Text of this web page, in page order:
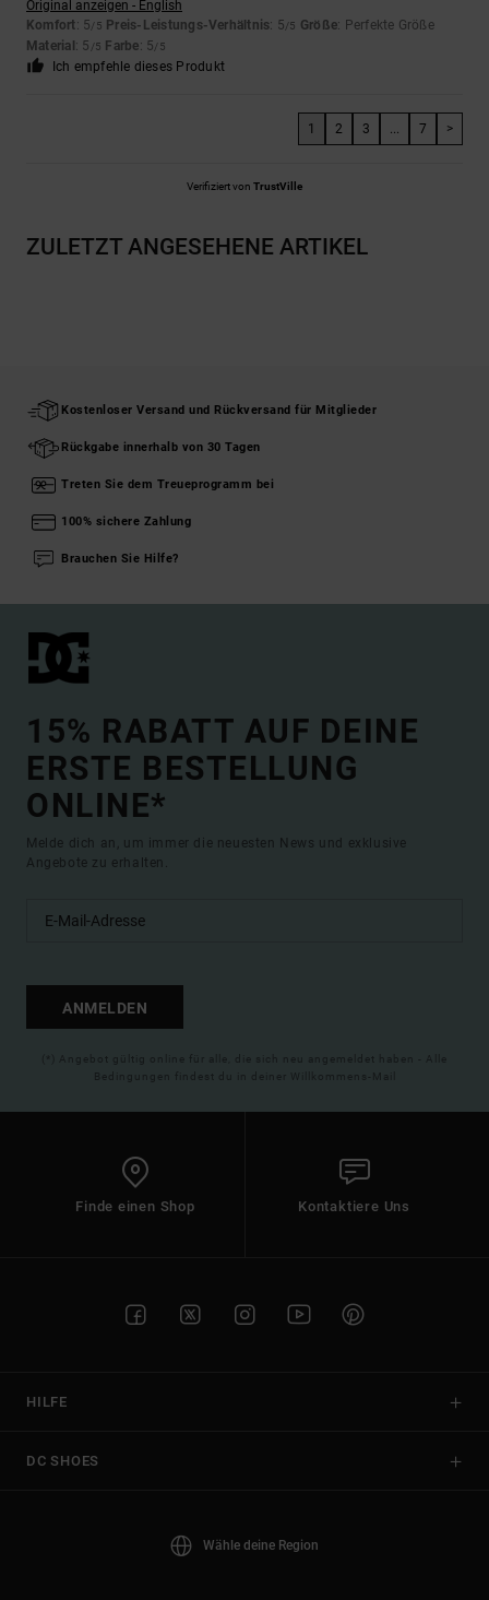
Original anzeigen - English
Komfort: 5/5 Preis-Leistungs-Verhältnis: 5/5 Größe: Perfekte Größe
Material : 5 /5 Farbe: 5/5
Ich empfehle dieses Produkt
1 2 3 ... 7 >
Verifiziert von TrustVille
ZULETZT ANGESEHENE ARTIKEL
Kostenloser Versand und Rückversand für Mitglieder
Rückgabe innerhalb von 30 Tagen
Treten Sie dem Treueprogramm bei
100% sichere Zahlung
Brauchen Sie Hilfe?
15% RABATT AUF DEINE
ERSTE BESTELLUNG
ONLINE*
Melde dich an, um immer die neuesten News und exklusive
Angebote zu erhalten.
ANMELDEN
(*) Angebot gültig online für alle, die sich neu angemeldet haben - Alle
Bedingungen findest du in deiner Willkommens-Mail
Finde einen Shop Kontaktiere Uns
HILFE
DC SHOES
Wähle deine Region